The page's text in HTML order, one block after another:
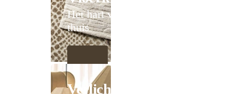
Het hart van
thuis
Verlichting